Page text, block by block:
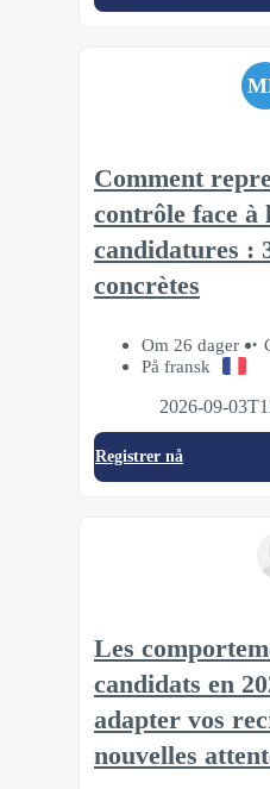
Comment
contrôle face à
candidatures :
concrètes
Om 26 dager
På fransk
2026-09-
Registrer nå
Les
candidats en
adapter vos
nouvelles